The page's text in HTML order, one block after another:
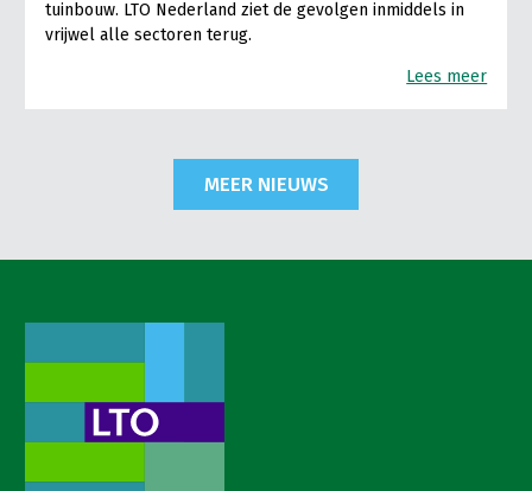
tuinbouw. LTO Nederland ziet de gevolgen inmiddels in
vrijwel alle sectoren terug.
Lees meer
MEER NIEUWS